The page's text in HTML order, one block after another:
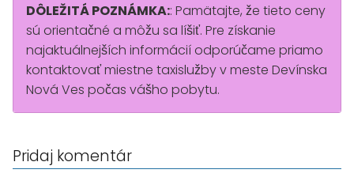
DÔLEŽITÁ POZNÁMKA:: Pamätajte, že tieto ceny
sú orientačné a môžu sa líšiť. Pre získanie
najaktuálnejších informácií odporúčame priamo
kontaktovať miestne taxislužby v meste Devínska
Nová Ves počas vášho pobytu.
Pridaj komentár